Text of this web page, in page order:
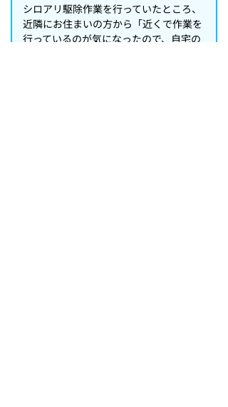
シロアリ駆除作業を行っていたところ、
近隣にお住まいの方から「近くで作業を
行っているのが気になったので、自宅の